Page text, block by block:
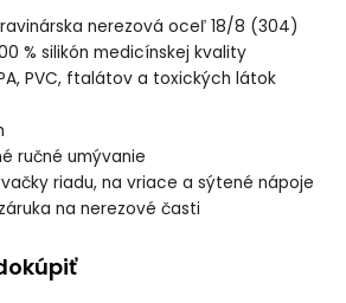
nerezová oceľ 18/8 (304)
% silikón medicínskej kvality
PVC, ftalátov a toxických látok
ručné umývanie
riadu, na vriace a sýtené nápoje
na nerezové časti